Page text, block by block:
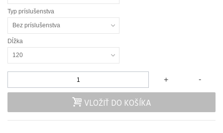
Typ príslušenstva
Bez príslušenstva
Dĺžka
120
-
+
VLOŽIŤ DO KOŠÍKA